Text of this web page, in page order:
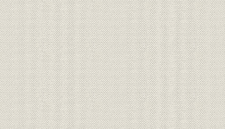
国産医薬品工業の振興
2. 国産による独自新薬開発に向けて
本社社屋の建設
亀戸工場の開設
〈コラム〉慶松先生の縁で、後の石黒社長が亀戸工場にて研究を
「アベリー」の開発